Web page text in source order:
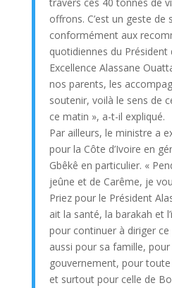
offrons. C’est un geste de
conformément aux
quotidiennes du Président
Excellence Alassane
nos parents, les
soutenir, voilà le sens de
ce matin », a-t-il expliqué.
Par ailleurs, le ministre a
pour la Côte d’Ivoire en
Gbêkê en particulier. «
jeûne et de Carême, je
Priez pour le Président
ait la santé, la barakah et
pour continuer à diriger ce
aussi pour sa famille,
gouvernement, pour
et surtout pour celle de